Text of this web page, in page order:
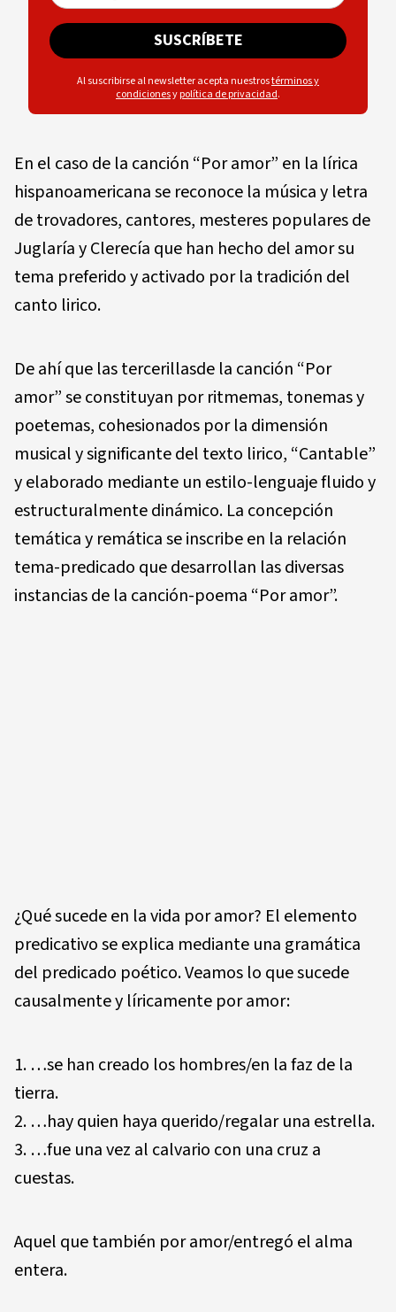
SUSCRÍBETE
Al suscribirse al newsletter acepta nuestrostérminos y
condicionesypolítica de privacidad.
En el caso de la canción “Por amor” en la lírica
hispanoamericana se reconoce la música y letra
de trovadores, cantores, mesteres populares de
Juglaría y Clerecía que han hecho del amor su
tema preferido y activado por la tradición del
canto lirico.
De ahí que las tercerillasde la canción “Por
amor” se constituyan por ritmemas, tonemas y
poetemas, cohesionados por la dimensión
musical y significante del texto lirico, “Cantable”
y elaborado mediante un estilo-lenguaje fluido y
estructuralmente dinámico. La concepción
temática y remática se inscribe en la relación
tema-predicado que desarrollan las diversas
instancias de la canción-poema “Por amor”.
¿Qué sucede en la vida por amor? El elemento
predicativo se explica mediante una gramática
del predicado poético. Veamos lo que sucede
causalmente y líricamente por amor:
…se han creado los hombres/en la faz de la
tierra.
…hay quien haya querido/regalar una estrella.
…fue una vez al calvario con una cruz a
cuestas.
Aquel que también por amor/entregó el alma
entera.